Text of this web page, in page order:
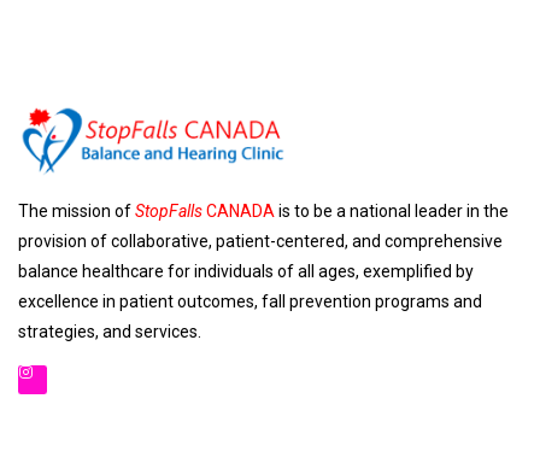
The mission ofStopFallsCANADA is to be a national leader in the
provision of collaborative, patient-centered, and comprehensive
balance healthcare for individuals of all ages, exemplified by
excellence in patient outcomes, fall prevention programs and
strategies, and services.